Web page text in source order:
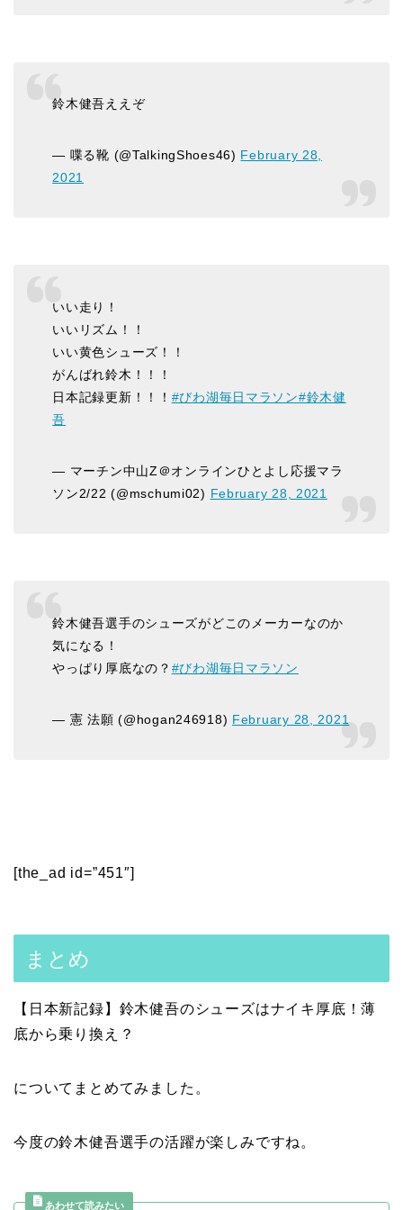
鈴木健吾ええぞ
— 喋る靴 (@TalkingShoes46) February 28,
2021
いい走り！
いいリズム！！
いい黄色シューズ！！
がんばれ鈴木！！！
日本記録更新！！！ #びわ湖毎日マラソン#鈴木健
吾
— マーチン中山Z＠オンラインひとよし応援マラ
ソン2/22 (@mschumi02) February 28, 2021
鈴木健吾選手のシューズがどこのメーカーなのか
気になる！
やっぱり厚底なの？ #びわ湖毎日マラソン
— 憲 法願 (@hogan246918) February 28, 2021
[the_ad id=”451″]
まとめ
【日本新記録】鈴木健吾のシューズはナイキ厚底！薄
底から乗り換え？
についてまとめてみました。
今度の鈴木健吾選手の活躍が楽しみですね。